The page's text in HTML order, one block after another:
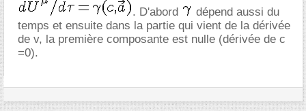
. D'abord
dépend aussi du
temps et ensuite dans la partie qui vient de la dérivée
de v, la première composante est nulle (dérivée de c
=0).